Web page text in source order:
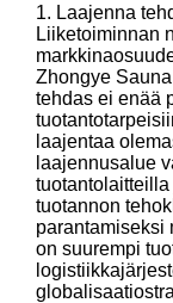
1. Laajenna
Liiketoiminnan
Zhongye
tehdas ei enää
laajentaa
laajennusalue
tuotannon
parantamiseksi
on suurempi